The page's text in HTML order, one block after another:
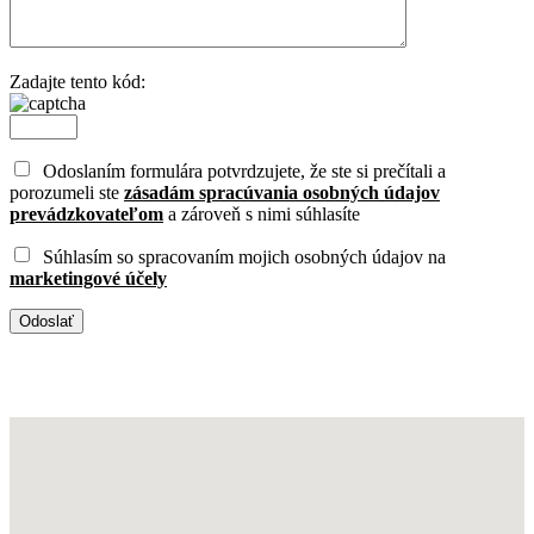
Zadajte tento kód:
Odoslaním formulára potvrdzujete, že ste si prečítali a
porozumeli ste zásadám spracúvania osobných údajov
prevádzkovateľom a zároveň s nimi súhlasíte
Súhlasím so spracovaním mojich osobných údajov na
marketingové účely